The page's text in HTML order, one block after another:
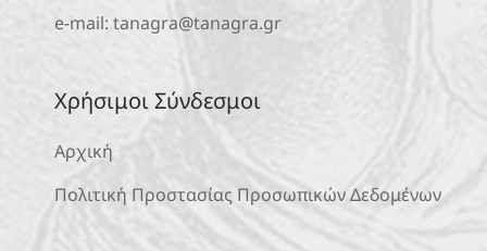
e-mail: tanagra@tanagra.gr
Χρήσιμοι Σύνδεσμοι
Αρχική
Πολιτική Προστασίας Προσωπικών Δεδομένων